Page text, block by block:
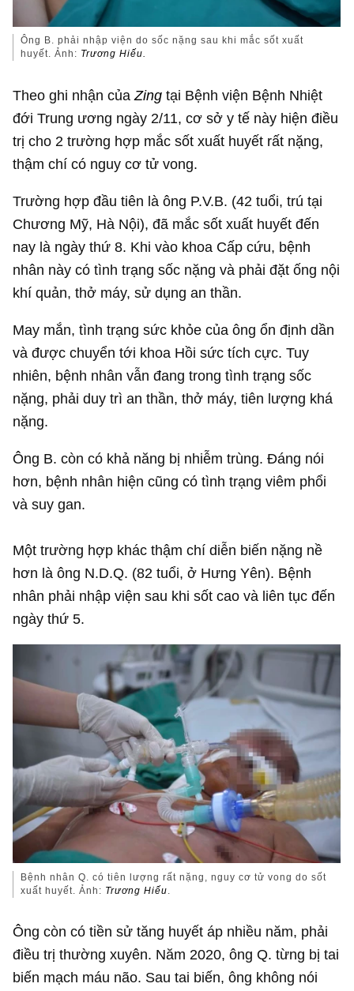
Ông B. phải nhập viện do sốc nặng sau khi mắc sốt xuất
huyết. Ảnh: Trương Hiếu.
Theo ghi nhận củaZingtại Bệnh viện Bệnh Nhiệt
đới Trung ương ngày 2/11, cơ sở y tế này hiện điều
trị cho 2 trường hợp mắc sốt xuất huyết rất nặng,
thậm chí có nguy cơ tử vong.
Trường hợp đầu tiên là ông P.V.B. (42 tuổi, trú tại
Chương Mỹ, Hà Nội), đã mắc sốt xuất huyết đến
nay là ngày thứ 8. Khi vào khoa Cấp cứu, bệnh
nhân này có tình trạng sốc nặng và phải đặt ống nội
khí quản, thở máy, sử dụng an thần.
May mắn, tình trạng sức khỏe của ông ổn định dần
và được chuyển tới khoa Hồi sức tích cực. Tuy
nhiên, bệnh nhân vẫn đang trong tình trạng sốc
nặng, phải duy trì an thần, thở máy, tiên lượng khá
nặng.
Ông B. còn có khả năng bị nhiễm trùng. Đáng nói
hơn, bệnh nhân hiện cũng có tình trạng viêm phổi
và suy gan.
Một trường hợp khác thậm chí diễn biến nặng nề
hơn là ông N.D.Q. (82 tuổi, ở Hưng Yên). Bệnh
nhân phải nhập viện sau khi sốt cao và liên tục đến
ngày thứ 5.
Bệnh nhân Q. có tiên lượng rất nặng, nguy cơ tử vong do sốt
xuất huyết. Ảnh: Trương Hiếu.
Ông còn có tiền sử tăng huyết áp nhiều năm, phải
điều trị thường xuyên. Năm 2020, ông Q. từng bị tai
biến mạch máu não. Sau tai biến, ông không nói